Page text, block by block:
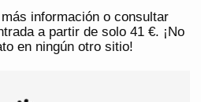
información o consultar
a partir de solo 41 €. ¡No
en ningún otro sitio!